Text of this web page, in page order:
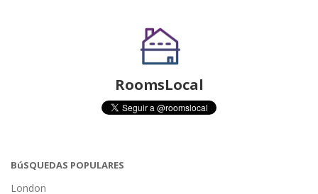
RoomsLocal
BúSQUEDAS POPULARES
London